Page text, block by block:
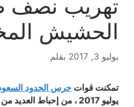
تهريب
الحشيش
يوليو 3, 2017 بقلم
تمكنت قوات حرس الحدود
يوليو 2017 ، من إحباط